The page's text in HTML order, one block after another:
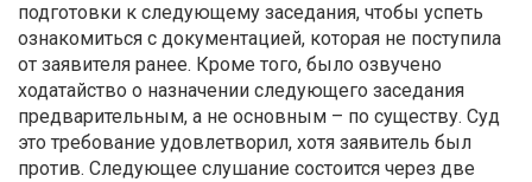
подготовки к следующему заседания, чтобы успеть
ознакомиться с документацией, которая не поступила
от заявителя ранее. Кроме того, было озвучено
ходатайство о назначении следующего заседания
предварительным, а не основным – по существу. Суд
это требование удовлетворил, хотя заявитель был
против. Следующее слушание состоится через две